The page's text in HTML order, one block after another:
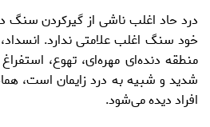
درد حاد اغلب ناشی از گیرکردن سنگ
خود سنگ اغلب علامتی ندارد.
منطقه دنده‌ای مهره‌ای، تهوع،
شدید و شبیه به درد زایمان است،
افراد دیده می‌شود.